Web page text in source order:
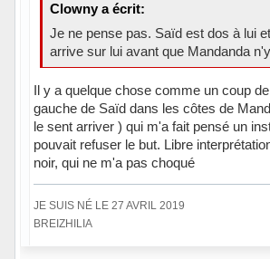
Clowny a écrit:
Je ne pense pas. Saïd est dos à lui
arrive sur lui avant que Mandanda
Il y a quelque chose comme un coup
gauche de Saïd dans les côtes de
le sent arriver ) qui m'a fait pensé un
pouvait refuser le but. Libre
noir, qui ne m'a pas choqué
JE SUIS NÉ LE 27 AVRIL 2019
BREIZHILIA